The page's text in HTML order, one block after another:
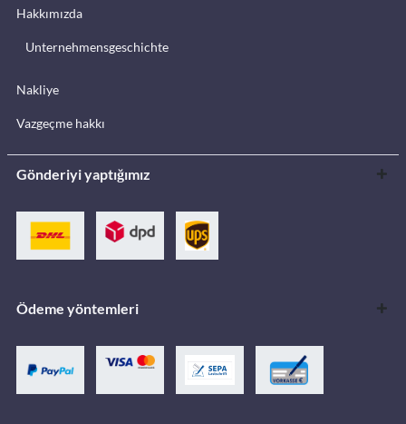
Hakkımızda
Unternehmensgeschichte
Nakliye
Vazgeçme hakkı
Gönderiyi yaptığımız
Ödeme yöntemleri